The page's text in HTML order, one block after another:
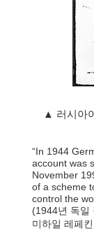
▲ 러시아
“In 1944
account was
November
of a scheme
control the
(1944년 독일
미하일 레페